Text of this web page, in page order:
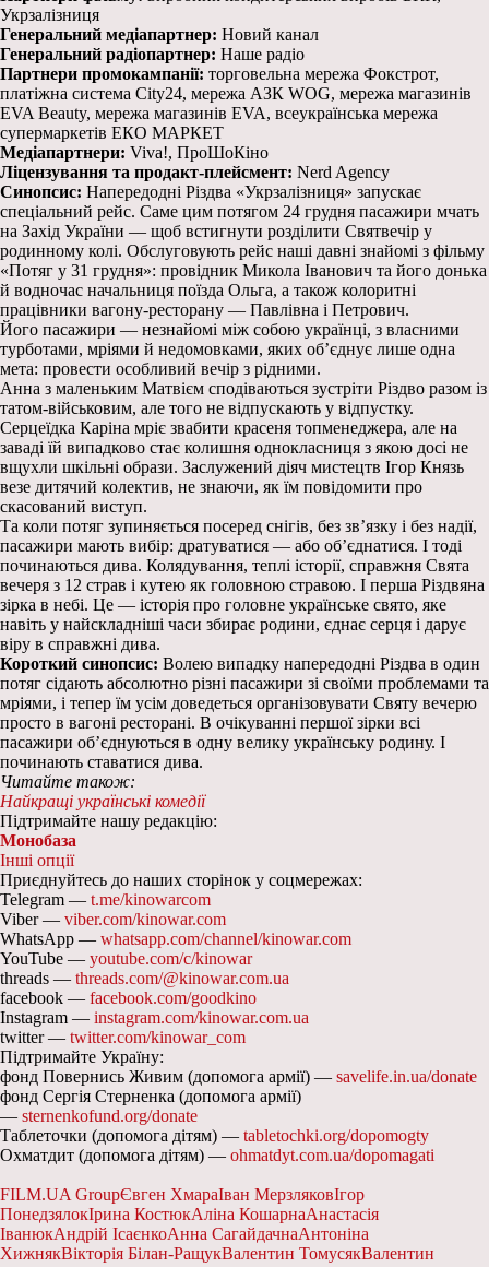
Укрзалізниця
Генеральний медіапартнер: Новий канал
Генеральний радіопартнер: Наше радіо
Партнери промокампанії: торговельна мережа Фокстрот,
платіжна система City24, мережа АЗК WOG, мережа магазинів
EVA Beauty, мережа магазинів EVA, всеукраїнська мережа
супермаркетів ЕКО МАРКЕТ
Медіапартнери: Viva!, ПроШоКіно
Ліцензування та продакт-плейсмент: Nerd Agency
Синопсис: Напередодні Різдва «Укрзалізниця» запускає
спеціальний рейс. Саме цим потягом 24 грудня пасажири мчать
на Захід України — щоб встигнути розділити Святвечір у
родинному колі. Обслуговують рейс наші давні знайомі з фільму
«Потяг у 31 грудня»: провідник Микола Іванович та його донька
й водночас начальниця поїзда Ольга, а також колоритні
працівники вагону-ресторану — Павлівна і Петрович.
Його пасажири — незнайомі між собою українці, з власними
турботами, мріями й недомовками, яких об’єднує лише одна
мета: провести особливий вечір з рідними.
Анна з маленьким Матвієм сподіваються зустріти Різдво разом із
татом-військовим, але того не відпускають у відпустку.
Серцеїдка Каріна мріє звабити красеня топменеджера, але на
заваді їй випадково стає колишня однокласниця з якою досі не
вщухли шкільні образи. Заслужений діяч мистецтв Ігор Князь
везе дитячий колектив, не знаючи, як їм повідомити про
скасований виступ.
Та коли потяг зупиняється посеред снігів, без зв’язку і без надії,
пасажири мають вибір: дратуватися — або обʼєднатися. І тоді
починаються дива. Колядування, теплі історії, справжня Свята
вечеря з 12 страв і кутею як головною стравою. І перша Різдвяна
зірка в небі. Це — історія про головне українське свято, яке
навіть у найскладніші часи збирає родини, єднає серця і дарує
віру в справжні дива.
Короткий синопсис: Волею випадку напередодні Різдва в один
потяг сідають абсолютно різні пасажири зі своїми проблемами та
мріями, і тепер їм усім доведеться організовувати Святу вечерю
просто в вагоні ресторані. В очікуванні першої зірки всі
пасажири об’єднуються в одну велику українську родину. І
починають ставатися дива.
Читайте також:
Найкращі українські комедії
Підтримайте нашу редакцію:
Монобаза
Інші опції
Приєднуйтесь до наших сторінок у соцмережах:
Telegram — t.me/kinowarcom
Viber — viber.com/kinowar.com
WhatsApp — whatsapp.com/channel/kinowar.com
YouTube — youtube.com/c/kinowar
threads — threads.com/@kinowar.com.ua
facebook — facebook.com/goodkino
Instagram — instagram.com/kinowar.com.ua
twitter — twitter.com/kinowar_com
Підтримайте Україну:
фонд Повернись Живим (допомога армії) — savelife.in.ua/donate
фонд Сергія Стерненка (допомога армії)
— sternenkofund.org/donate
Таблеточки (допомога дітям) — tabletochki.org/dopomogty
Охматдит (допомога дітям) — ohmatdyt.com.ua/dopomagati
FILM.UA GroupЄвген ХмараІван МерзляковІгор
ПонедзялокІрина КостюкАліна КошарнаАнастасія
ІванюкАндрій ІсаєнкоАнна СагайдачнаАнтоніна
ХижнякВікторія Білан-РащукВалентин ТомусякВалентин